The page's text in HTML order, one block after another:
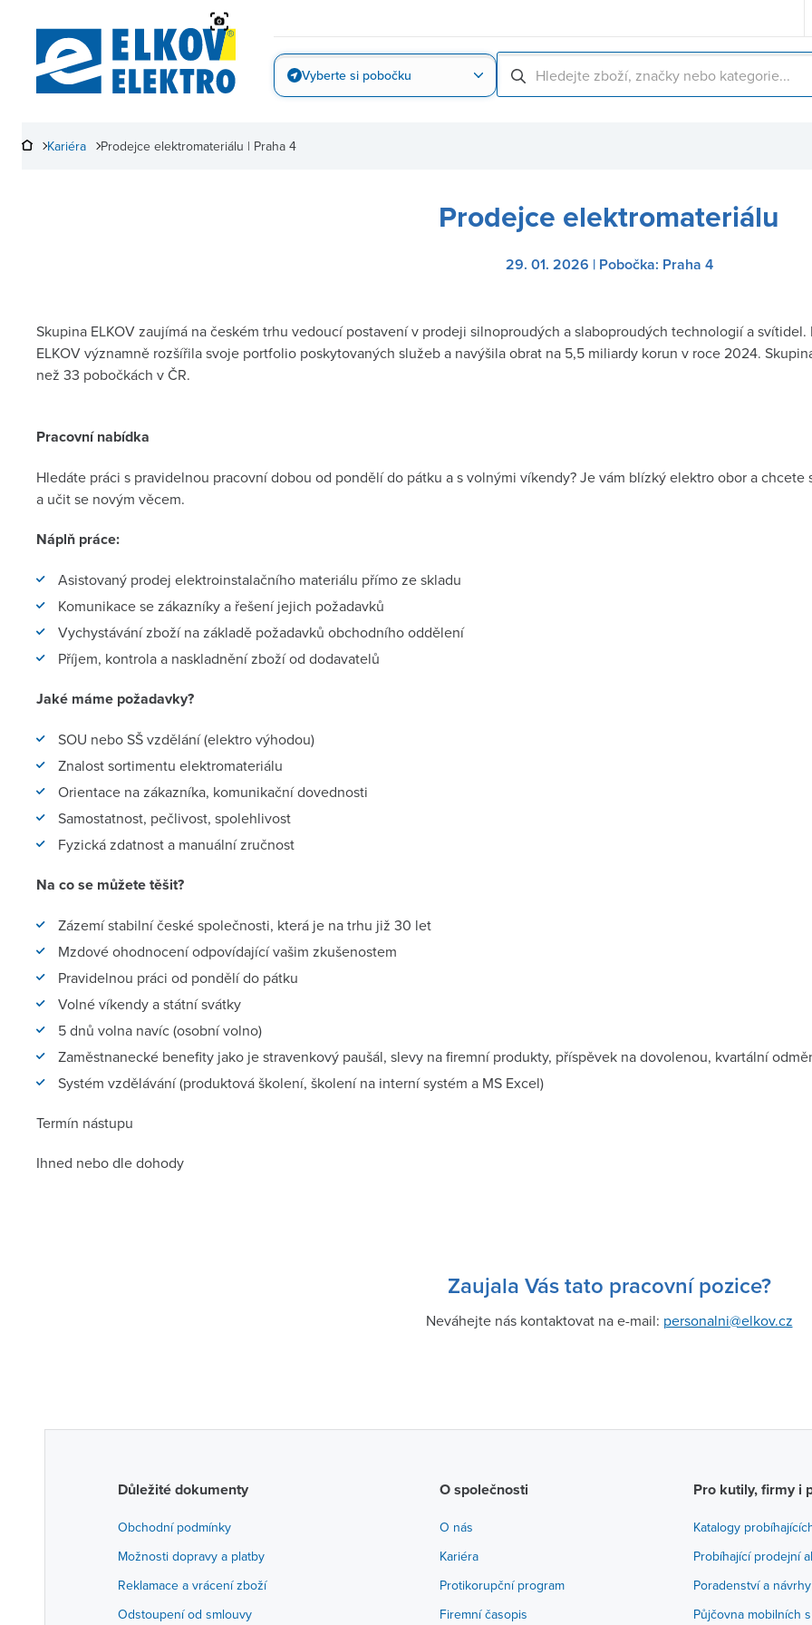
Vyberte si pobočku
Prodejce elektromateriálu | Praha 4
Kariéra
Prodejce elektromateriálu
29. 01. 2026 | Pobočka: Praha 4
Skupina ELKOV zaujímá na českém trhu vedoucí postavení v prodeji silnoproudých a slaboproudých technologií a
ELKOV významně rozšířila svoje portfolio poskytovaných služeb a navýšila obrat na 5,5 miliardy korun v roce 2024.
než 33 pobočkách v ČR.
Pracovní nabídka
Hledáte práci s pravidelnou pracovní dobou od pondělí do pátku a s volnými víkendy? Je vám blízký elektro obor a
a učit se novým věcem.
Náplň práce:
Asistovaný prodej elektroinstalačního materiálu přímo ze skladu
Komunikace se zákazníky a řešení jejich požadavků
Vychystávání zboží na základě požadavků obchodního oddělení
Příjem, kontrola a naskladnění zboží od dodavatelů
Jaké máme požadavky?
SOU nebo SŠ vzdělání (elektro výhodou)
Znalost sortimentu elektromateriálu
Orientace na zákazníka, komunikační dovednosti
Samostatnost, pečlivost, spolehlivost
Fyzická zdatnost a manuální zručnost
Na co se můžete těšit?
Zázemí stabilní české společnosti, která je na trhu již 30 let
Mzdové ohodnocení odpovídající vašim zkušenostem
Pravidelnou práci od pondělí do pátku
Volné víkendy a státní svátky
5 dnů volna navíc (osobní volno)
Zaměstnanecké benefity jako je stravenkový paušál, slevy na firemní produkty, příspěvek na dovolenou, kvartální
Systém vzdělávání (produktová školení, školení na interní systém a MS Excel)
Termín nástupu
Ihned nebo dle dohody
Zaujala Vás tato pracovní pozice?
Neváhejte nás kontaktovat na e-mail: personalni@elkov.cz
Důležité dokumenty
Obchodní podmínky
Možnosti dopravy a platby
Reklamace a vrácení zboží
Odstoupení od smlouvy
O společnosti
O nás
Kariéra
Protikorupční program
Firemní časopis
Pro kutily, firmy i
Katalogy
Probíhající prodejní
Poradenství a návrhy
Půjčovna mobilních